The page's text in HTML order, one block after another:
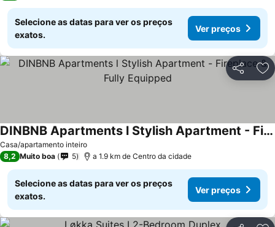
Selecione as datas para ver os preços
exatos.
Ver preços
Partilhar
Casa/apartamento inteiro
DINBNB Apartments l Stylish Apartment - Fireplace & Fully Equipped
8,2 Muito boa 5 a 1.9 km de Centro da cidade
Selecione as datas para ver os preços
exatos.
Ver preços